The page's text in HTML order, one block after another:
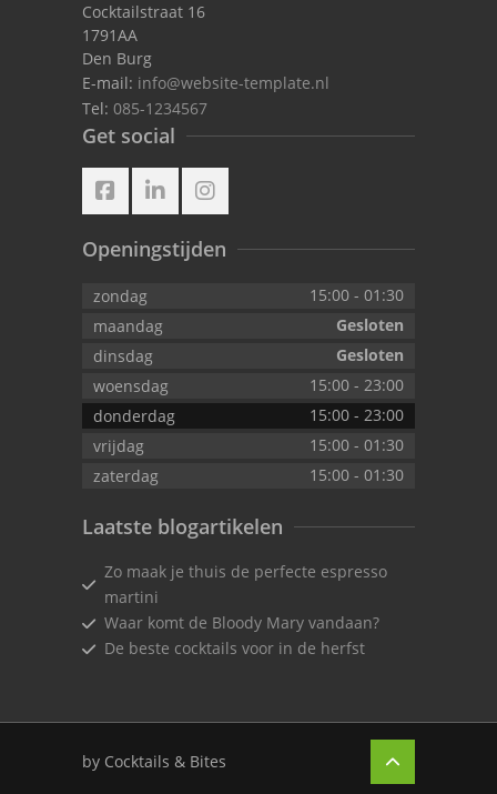
Cocktailstraat 16
1791AA
Den Burg
E-mail: info@website-template.nl
Tel: 085-1234567
Get social
Openingstijden
zondag 15:00 - 01:30
maandag
Gesloten
dinsdag
Gesloten
woensdag
15:00 - 23:00
donderdag
15:00 - 23:00
vrijdag
15:00 - 01:30
zaterdag
15:00 - 01:30
Laatste blogartikelen
Zo maak je thuis de perfecte espresso
martini
Waar komt de Bloody Mary vandaan?
De beste cocktails voor in de herfst
by Cocktails & Bites